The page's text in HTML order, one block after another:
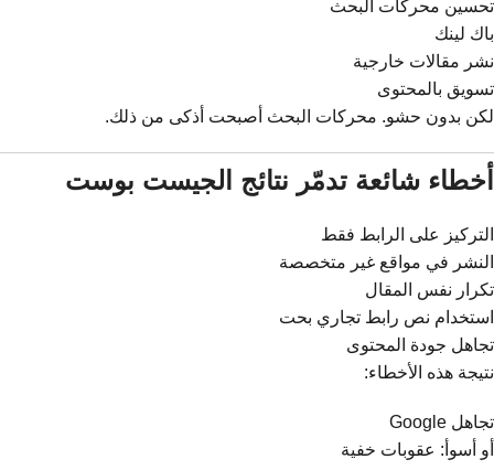
تحسين محركات البحث
باك لينك
نشر مقالات خارجية
تسويق بالمحتوى
لكن بدون حشو. محركات البحث أصبحت أذكى من ذلك.
أخطاء شائعة تدمّر نتائج الجيست بوست
التركيز على الرابط فقط
النشر في مواقع غير متخصصة
تكرار نفس المقال
استخدام نص رابط تجاري بحت
تجاهل جودة المحتوى
نتيجة هذه الأخطاء:
تجاهل Google
أو أسوأ: عقوبات خفية